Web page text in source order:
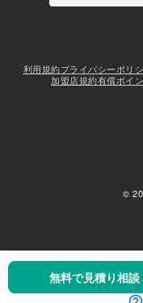
無料で見積り相談
無料で見積り相談